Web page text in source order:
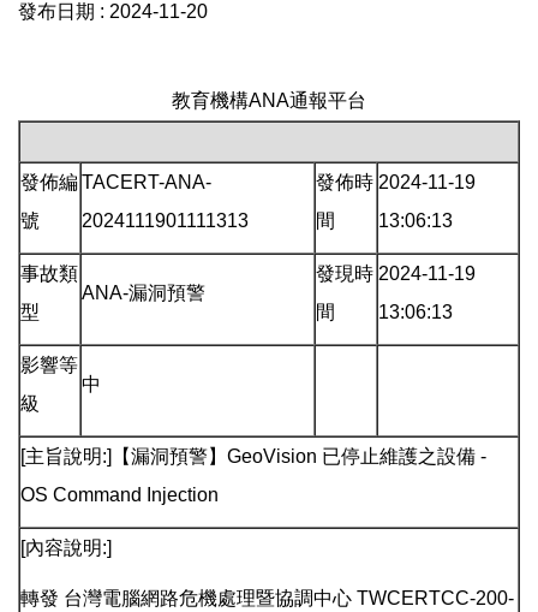
發布日期 : 2024-11-20
教育機構ANA通報平台
發佈編
號
TACERT-ANA-
2024111901111313
發佈時
間
2024-11-19
13:06:13
事故類
型
ANA-漏洞預警
發現時
間
2024-11-19
13:06:13
影響等
級
中
[主旨說明:]【漏洞預警】GeoVision 已停止維護之設備 -
OS Command Injection
[內容說明:]
轉發 台灣電腦網路危機處理暨協調中心 TWCERTCC-200-